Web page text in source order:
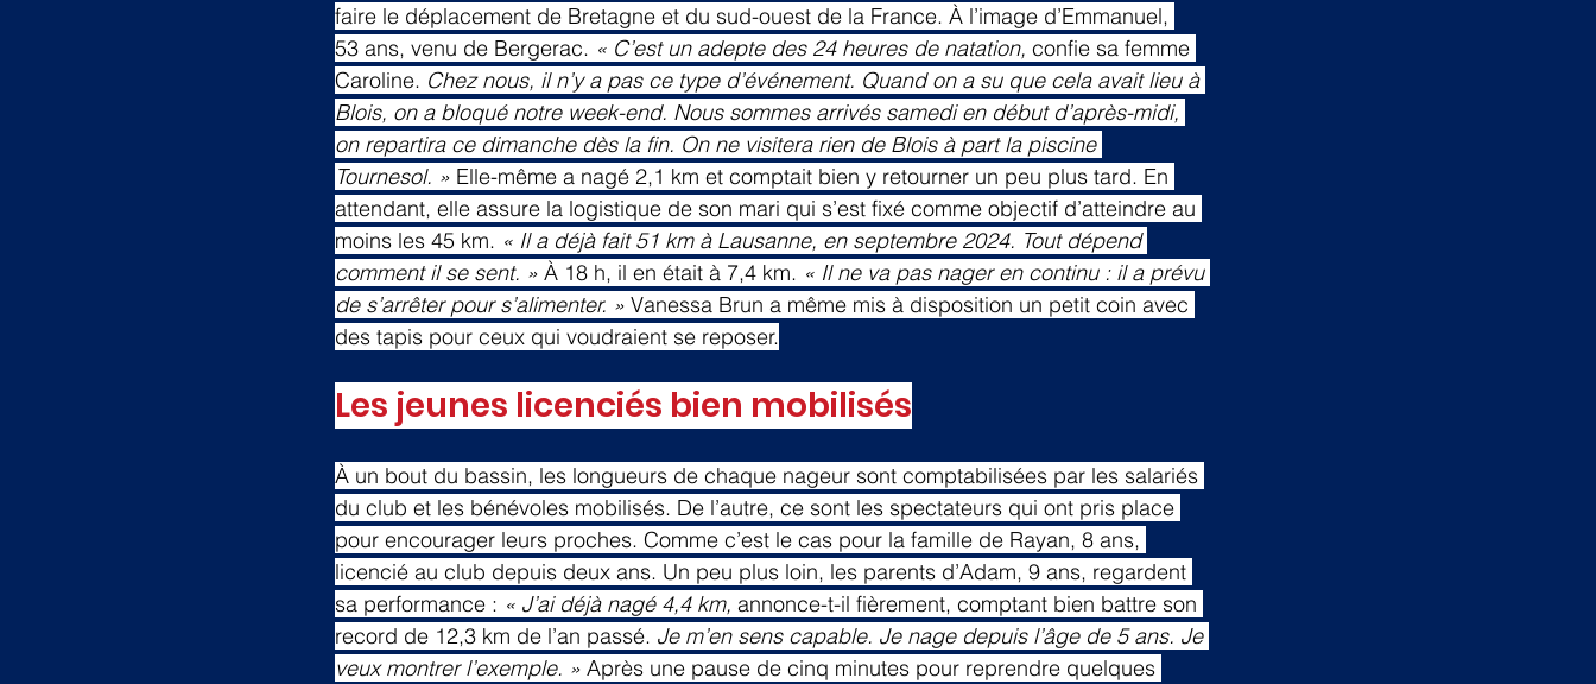
faire le déplacement de Bretagne et du sud-ouest de la France. À l’image d’Emmanuel,
53 ans, venu de Bergerac. « C’est un adepte des 24 heures de natation, confie sa femme
Caroline. Chez nous, il n’y a pas ce type d’événement. Quand on a su que cela avait lieu à
Blois, on a bloqué notre week-end. Nous sommes arrivés samedi en début d’après-midi,
on repartira ce dimanche dès la fin. On ne visitera rien de Blois à part la piscine
Tournesol. » Elle-même a nagé 2,1 km et comptait bien y retourner un peu plus tard. En
attendant, elle assure la logistique de son mari qui s’est fixé comme objectif d’atteindre au
moins les 45 km. « Il a déjà fait 51 km à Lausanne, en septembre 2024. Tout dépend
comment il se sent. » À 18 h, il en était à 7,4 km. « Il ne va pas nager en continu : il a prévu
de s’arrêter pour s’alimenter. » Vanessa Brun a même mis à disposition un petit coin avec
des tapis pour ceux qui voudraient se reposer.
Les jeunes licenciés bien mobilisés
À un bout du bassin, les longueurs de chaque nageur sont comptabilisées par les salariés
du club et les bénévoles mobilisés. De l’autre, ce sont les spectateurs qui ont pris place
pour encourager leurs proches. Comme c’est le cas pour la famille de Rayan, 8 ans,
licencié au club depuis deux ans. Un peu plus loin, les parents d’Adam, 9 ans, regardent
sa performance : « J’ai déjà nagé 4,4 km, annonce-t-il fièrement, comptant bien battre son
record de 12,3 km de l’an passé. Je m’en sens capable. Je nage depuis l’âge de 5 ans. Je
veux montrer l’exemple. » Après une pause de cinq minutes pour reprendre quelques